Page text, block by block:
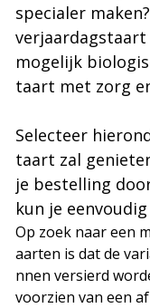
specialer
verjaardagstaart
mogelijk
taart met zorg
Selecteer
taart zal
je bestelling
kun je
Op zoek naar een
aarten is dat de
nnen versierd
voorzien van een